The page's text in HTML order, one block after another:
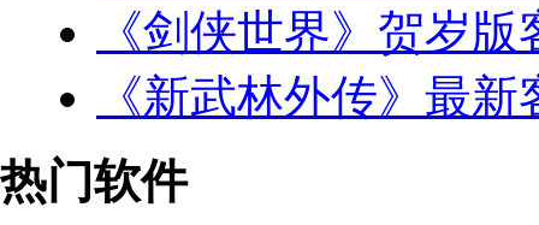
《剑侠世界》贺岁版
《新武林外传》最新
热门软件